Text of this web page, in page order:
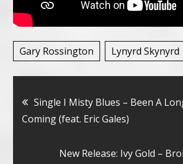
Gary Rossington Lynyrd Skynyrd
Bericht
navigatie
Single I Misty Blues – Been A
Coming (feat. Eric Gales)
New Release: Ivy Gold –